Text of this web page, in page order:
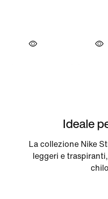
Ideale
La collezione Nike
leggeri e